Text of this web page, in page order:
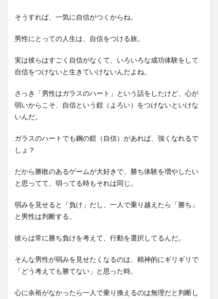
そうすれば、一気に自信がつくからね。
男性にとっての人生は、自信をつける旅。
実は彼らはすごく自信がなくて、いろいろな成功体験をして
自信をつけないと生きていけないんだよね。
さっき「男性はガラスのハート」という話をしたけど、心が
弱いからこそ、自信という鎧（よろい）をつけないといけな
いんだ。
ガラスのハートでも鋼の鎧（自信）があれば、強くなれるで
しょ？
だから勝敗のあるゲームが大好きで、勝ち体験を増やしたい
と思ってて、弱ってる時もそれは同じ。
弱みを見せると「負け」だし、一人で乗り越えたら「勝ち」
と男性は判断する。
彼らは常に勝ち負けを考えて、行動を選択してるんだ。
そんな男性が弱みを見せたくなるのは、精神的にギリギリで
「どう考えても勝てない」と思った時。
心に余裕がなかったら一人で乗り換えるのは無理だと判断し